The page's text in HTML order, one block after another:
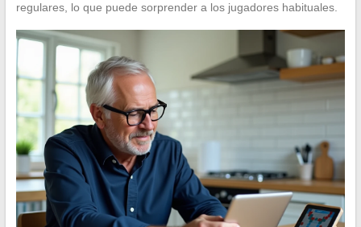
regulares, lo que puede sorprender a los jugadores habituales.